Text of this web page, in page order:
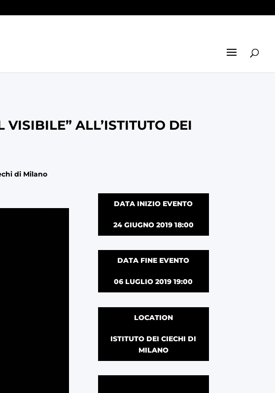
ALL’ISTITUTO DEI
di Milano
DATA INIZIO EVENTO
24 GIUGNO 2019 18:00
DATA FINE EVENTO
06 LUGLIO 2019 19:00
LOCATION
ISTITUTO DEI CIECHI DI
MILANO